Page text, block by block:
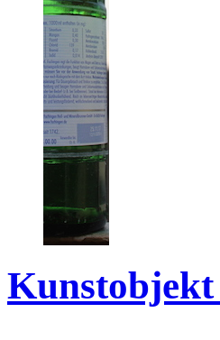
Kunstobjekt